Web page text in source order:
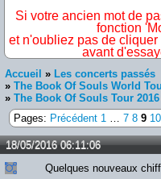
Si votre ancien mot de
fonction
et n'oubliez pas de
avant
Accueil » Les concerts passés
» The Book Of Souls World
» The Book Of Souls Tour
Pages: Précédent 1 … 7 8 9 10
18/05/2016 06:11:06
Quelques nouveaux